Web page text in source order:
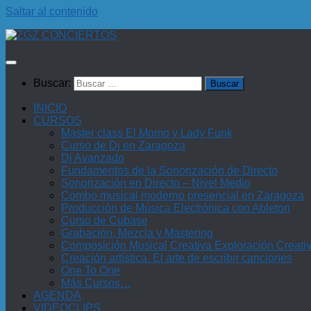
Saltar al contenido
Buscar:
INICIO
CURSOS
Master class El Momo y Lady Funk
Curso de Dj en Zaragoza
Dj Avanzado
Fundamentos de la Sonorización de Directo
Sonorización en Directo – Nivel Medio
Combo musical moderno presencial en Zaragoza
Producción de Música Electrónica con Ableton
Curso de Cubase
Grabación, Mezcla y Mastering
Composición Musical Creativa Exploración
Creación artística. El arte de escribir canciones
One To One
Más Cursos…
AGENDA
VIDEOCLIPS